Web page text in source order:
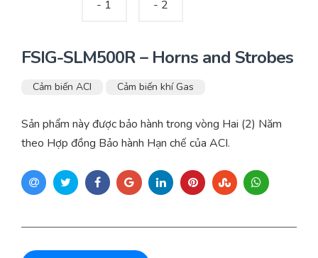
FSIG-SLM500R – Horns and Strobes
Cảm biến ACI Cảm biến khí Gas
Sản phẩm này được bảo hành trong vòng Hai (2) Năm
theo Hợp đồng Bảo hành Hạn chế của ACI.